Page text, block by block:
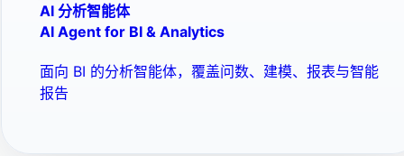
AI 分析智能体
AI Agent for BI & Analytics
面向 BI 的分析智能体，覆盖问数、建模、报表与智能
报告